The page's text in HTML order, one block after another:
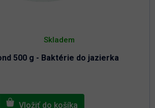
500 g - Baktérie do jazierka
hodnotenie
je
5,0
Skladem